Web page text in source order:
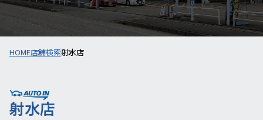
HOME店舗検索射水店
射水店